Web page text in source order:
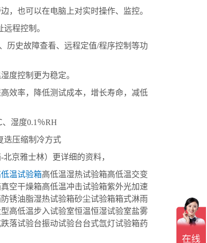
也可以在电脑上对实时操作、监控。
程控制。
史故障查看、远程定值/程序控制等功
度控制更为稳定。
效率，降低测试成本，增长寿命，减低
湿度0.1％RH
压缩制冷方式
京雅士林）更详细的资料，
低温试验箱高低温湿热试验箱高低温交变
空干燥箱高低温冲击试验箱紫外光加速
锈油脂湿热试验箱砂尘试验箱箱式淋雨
高低温步入试验室恒温恒湿试验室盐雾
落试验台振动试验台台式氙灯试验箱药